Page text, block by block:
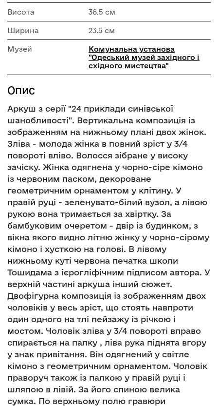
Висота 36.5 см
Ширина 23.5 см
Музей
Комунальна установа
"Одеський музей західного і
східного мистецтва"
Опис
Аркуш з серії "24 приклади синівської
шанобливості". Вертикальна композиція із
зображенням на нижньому плані двох жінок.
Зліва - молода жінка в повний зріст у 3/4
повороті вліво. Волосся зібране у високу
зачіску. Жінка одягнена у чорно-сіре кімоно
із червоним паском, декороване
геометричним орнаментом у клітину. У
правій руці - зеленувато-білий вузол, а лівою
рукою вона тримається за хвіртку. За
бамбуковим очеретом - двір із будинком, з
вікна якого видно літню жінку у чорно-сірому
кімоно і хусткою на голові. В лівому
нижньому куті червона печатка школи
Тошидама з ієрогліфічним підписом автора. У
верхній частині аркуша інший сюжет.
Двофігурна композиція із зображенням двох
чоловіків у весь зріст, що стоять навпроти
один одного на тлі пейзажу із річкою і
мостом. Чоловік зліва у 3/4 повороті вправо
спирається на палку , ліва рука піднята вгору
у знак привітання. Він одягнений у світле
кімоно з геометричним орнаментом. Чоловік
праворуч також із палкою у правій руці і
шляпою в лівій. За його спиною велика
сумка. По верхньому полю гравюри